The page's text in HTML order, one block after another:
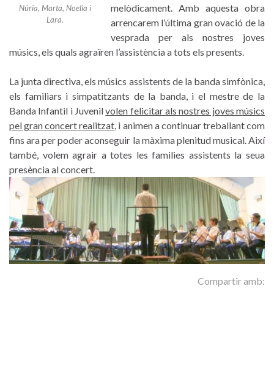
Núria, Marta, Noelia i
Lara.
melòdicament. Amb aquesta obra
arrencarem l’última gran ovació de la
vesprada per als nostres joves
músics, els quals agraïren l’assistència a tots els presents.
La junta directiva, els músics assistents de la banda simfònica,
els familiars i simpatitzants de la banda, i el mestre de la
Banda Infantil i Juvenilvolen felicitar als nostres joves músics
pel gran concert realitzat, i animen a continuar treballant com
fins ara per poder aconseguir la màxima plenitud musical. Així
també, volem agrair a totes les families assistents la seua
presència al concert.
Compartir amb: